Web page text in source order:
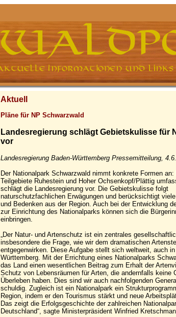
Aktuell
Pläne für NP Schwarzwald
Landesregierung schlägt Gebietskulisse für
vor
Landesregierung Baden-Württemberg Pressemitteilung,
Der Nationalpark Schwarzwald nimmt konkrete Formen
Teilgebiete Ruhestein und Hoher Ochsenkopf/Plättig
schlägt die Landesregierung vor. Die Gebietskulisse folgt
naturschutzfachlichen Erwägungen und berücksichtigt
und Bedenken aus der Region. Auch bei der Entwicklung
zur Einrichtung des Nationalparks können sich die
einbringen.
„Der Natur- und Artenschutz ist ein zentrales
insbesondere die Frage, wie wir dem dramatischen
entgegenwirken. Diese Aufgabe stellt sich weltweit, auch
Württemberg. Mit der Errichtung eines Nationalparks
das Land einen wesentlichen Beitrag zum Erhalt der
Schutz von Lebensräumen für Arten, die andernfalls keine
Überleben haben. Dies sind wir auch nachfolgenden
schuldig. Zugleich ist ein Nationalpark ein
Region, indem er den Tourismus stärkt und neue
Das zeigt die Erfolgsgeschichte der zahlreichen
Deutschland“, sagte Ministerpräsident Winfried